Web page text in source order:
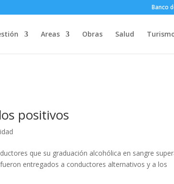
Banco
Areas Obras Salud
positivos
que su graduación alcohólica en sangre
entregados a conductores alternativos y a los